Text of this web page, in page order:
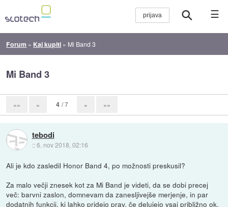
☰
Forum » Kaj kupiti » Mi Band 3
Mi Band 3
«« « 4 / 7 » »»
tebodi
::6. nov 2018, 02:16
Ali je kdo zasledil Honor Band 4, po možnosti preskusil?
Za malo večji znesek kot za Mi Band je videti, da se dobi precej
več: barvni zaslon, domnevam da zanesljivejše merjenje, in par
dodatnih funkcij, ki lahko pridejo prav, če delujejo vsaj približno ok.